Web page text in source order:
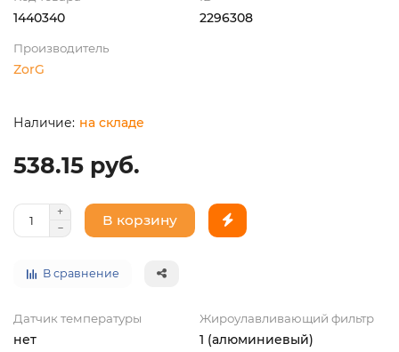
1440340 2296308
Производитель
ZorG
на складе
538.15 руб.
В корзину
В сравнение
Датчик температуры
нет
Жироулавливающий фильтр
1 (алюминиевый)